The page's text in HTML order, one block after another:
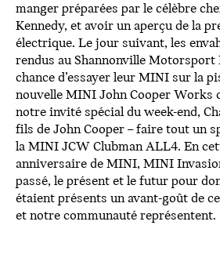
manger préparées par le célèbre
Kennedy, et avoir un aperçu de la
électrique. Le jour suivant, les
rendus au Shannonville Motorsport
chance d’essayer leur MINI sur la
nouvelle MINI John Cooper Works
notre invité spécial du week-end,
fils de John Cooper – faire tout un
la MINI JCW Clubman ALL4. En
anniversaire de MINI, MINI
passé, le présent et le futur pour
étaient présents un avant-goût de
et notre communauté représentent.